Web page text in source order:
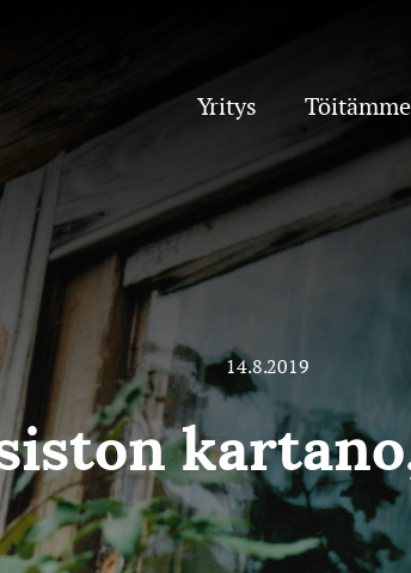
Yritys Töitämme
14.8.2019